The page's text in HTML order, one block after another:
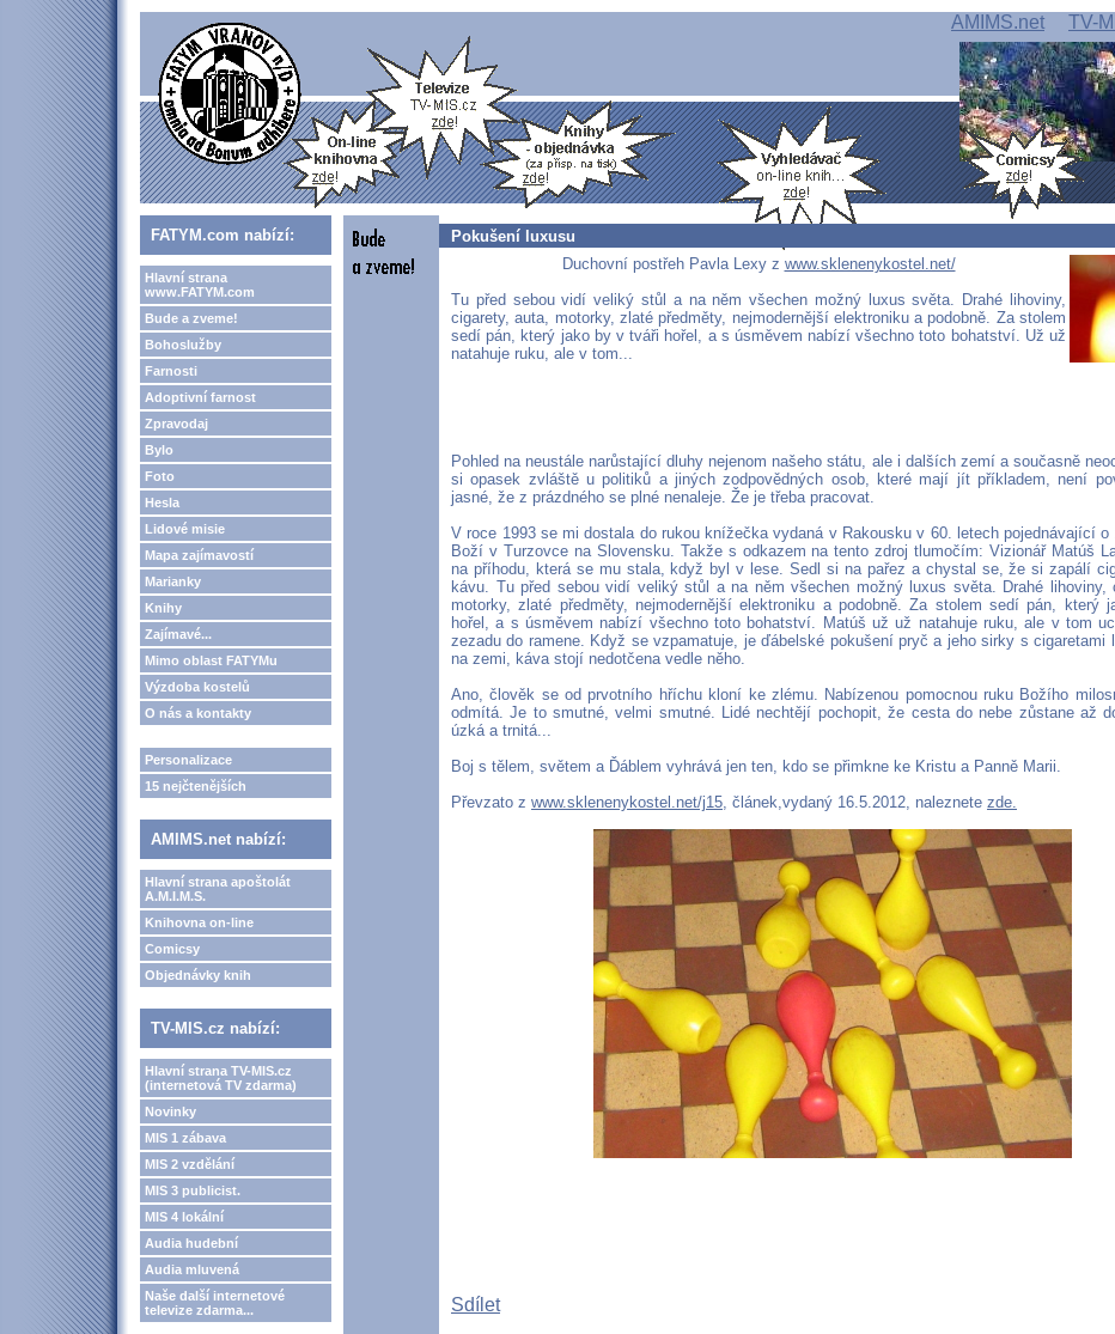
AMIMS.net TV-
FATYM.com nabízí:
Hlavní strana
www.FATYM.com
Bude a zveme!
Bohoslužby
Farnosti
Adoptivní farnost
Zpravodaj
Bylo
Foto
Hesla
Lidové misie
Mapa zajímavostí
Marianky
Knihy
Zajímavé...
Mimo oblast FATYMu
Výzdoba kostelů
O nás a kontakty
Personalizace
15 nejčtenějších
AMIMS.net nabízí:
Hlavní strana apoštolát
A.M.I.M.S.
Knihovna on-line
Comicsy
Objednávky knih
TV-MIS.cz nabízí:
Hlavní strana TV-MIS.cz
(internetová TV zdarma)
Novinky
MIS 1 zábava
MIS 2 vzdělání
MIS 3 publicist.
MIS 4 lokální
Audia hudební
Audia mluvená
Naše další internetové
televize zdarma...
Pokušení luxusu
Duchovní postřeh Pavla Lexy z www.sklenenykostel.net/
Tu před sebou vidí veliký stůl a na něm všechen možný luxus světa. Drahé lihoviny,
cigarety, auta, motorky, zlaté předměty, nejmodernější elektroniku a podobně. Za stolem
sedí pán, který jako by v tváři hořel, a s úsměvem nabízí všechno toto bohatství. Už už
natahuje ruku, ale v tom...
Pohled na neustále narůstající dluhy nejenom našeho státu, ale i dalších zemí a současně
si opasek zvláště u politiků a jiných zodpovědných osob, které mají jít příkladem, není
jasné, že z prázdného se plné nenaleje. Že je třeba pracovat.
V roce 1993 se mi dostala do rukou knížečka vydaná v Rakousku v 60. letech pojednávající
Boží v Turzovce na Slovensku. Takže s odkazem na tento zdroj tlumočím: Vizionář Matúš
na příhodu, která se mu stala, když byl v lese. Sedl si na pařez a chystal se, že si zapálí
kávu. Tu před sebou vidí veliký stůl a na něm všechen možný luxus světa. Drahé lihoviny,
motorky, zlaté předměty, nejmodernější elektroniku a podobně. Za stolem sedí pán, který
hořel, a s úsměvem nabízí všechno toto bohatství. Matúš už už natahuje ruku, ale v tom
zezadu do ramene. Když se vzpamatuje, je ďábelské pokušení pryč a jeho sirky s cigaretami
na zemi, káva stojí nedotčena vedle něho.
Ano, člověk se od prvotního hříchu kloní ke zlému. Nabízenou pomocnou ruku Božího
odmítá. Je to smutné, velmi smutné. Lidé nechtějí pochopit, že cesta do nebe zůstane až
úzká a trnitá...
Boj s tělem, světem a Ďáblem vyhrává jen ten, kdo se přimkne ke Kristu a Panně Marii.
Převzato z www.sklenenykostel.net/j15, článek,vydaný 16.5.2012, naleznete zde.
Sdílet